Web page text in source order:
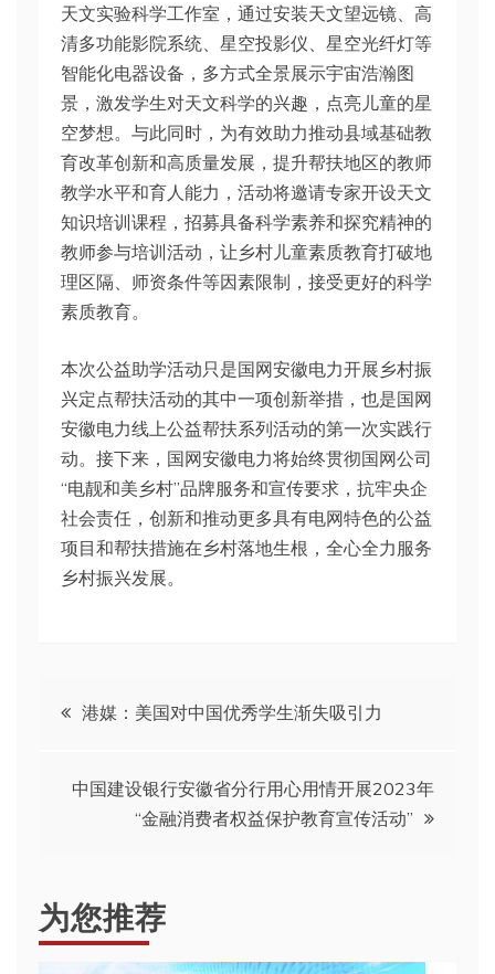
天文实验科学工作室，通过安装天文望远镜、高
清多功能影院系统、星空投影仪、星空光纤灯等
智能化电器设备，多方式全景展示宇宙浩瀚图
景，激发学生对天文科学的兴趣，点亮儿童的星
空梦想。与此同时，为有效助力推动县域基础教
育改革创新和高质量发展，提升帮扶地区的教师
教学水平和育人能力，活动将邀请专家开设天文
知识培训课程，招募具备科学素养和探究精神的
教师参与培训活动，让乡村儿童素质教育打破地
理区隔、师资条件等因素限制，接受更好的科学
素质教育。
本次公益助学活动只是国网安徽电力开展乡村振
兴定点帮扶活动的其中一项创新举措，也是国网
安徽电力线上公益帮扶系列活动的第一次实践行
动。接下来，国网安徽电力将始终贯彻国网公司
“电靓和美乡村”品牌服务和宣传要求，抗牢央企
社会责任，创新和推动更多具有电网特色的公益
项目和帮扶措施在乡村落地生根，全心全力服务
乡村振兴发展。
文 港媒：美国对中国优秀学生渐失吸引力
中国建设银行安徽省分行用心用情开展2023年
“金融消费者权益保护教育宣传活动”
为您推荐